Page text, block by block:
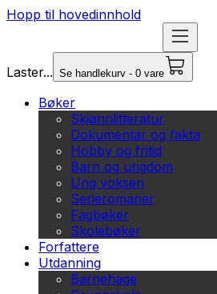
Hopp til hovedinnhold
Laster... Se handlekurv - 0 vare
Bøker
Skjønnlitteratur
Dokumentar og fakta
Hobby og fritid
Barn og ungdom
Ung voksen
Serieromaner
Fagbøker
Skolebøker
Forfattere
Utdanning
Barnehage